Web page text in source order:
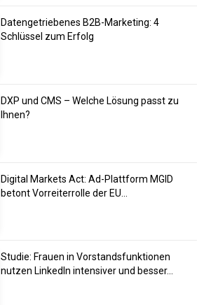
Datengetriebenes B2B-Marketing: 4
Schlüssel zum Erfolg
DXP und CMS – Welche Lösung passt zu
Ihnen?
Digital Markets Act: Ad-Plattform MGID
betont Vorreiterrolle der EU...
Studie: Frauen in Vorstandsfunktionen
nutzen LinkedIn intensiver und besser...